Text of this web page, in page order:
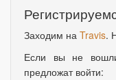
Заходим на Travis.
Если вы не
предложат войти: